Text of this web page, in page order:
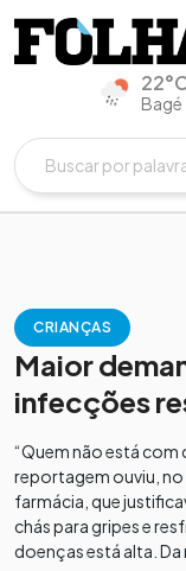
Bagé
CRIANÇAS
Maior
infecções
“Quem não está com
reportagem ouviu, no
farmácia, que
chás para gripes e
doenças está alta.